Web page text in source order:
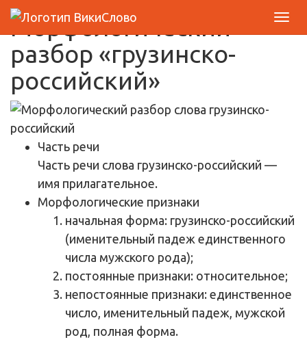
Морфологический
разбор «грузинско-
российский»
Часть речи
Часть речи слова грузинско-российский —
имя прилагательное.
Морфологические признаки
начальная форма: грузинско-российский
(именительный падеж единственного
числа мужского рода);
постоянные признаки: относительное;
непостоянные признаки: единственное
число, именительный падеж, мужской
род, полная форма.